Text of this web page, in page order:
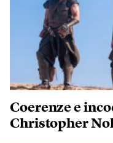
Coerenze e
Christopher